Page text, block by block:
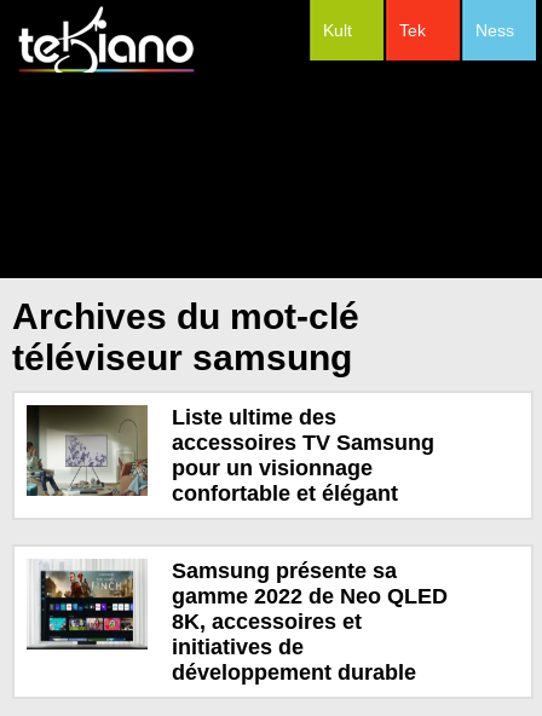
Ness
Tek
Kult
Archives du mot-clé
téléviseur samsung
Liste ultime des
accessoires TV Samsung
pour un visionnage
confortable et élégant
Samsung présente sa
gamme 2022 de Neo QLED
8K, accessoires et
initiatives de
développement durable